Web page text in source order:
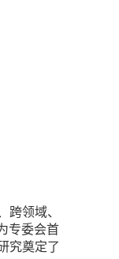
跨领域、
专委会首
究奠定了